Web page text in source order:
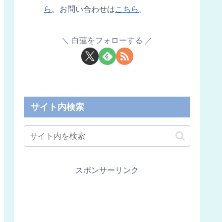
ら 。お問い合わせはこちら 。
白蓮をフォローする
サイト内検索
スポンサーリンク